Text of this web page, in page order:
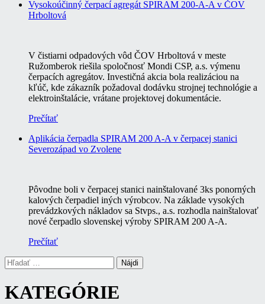
Vysokoúčinný čerpací agregát SPIRAM 200-A-A v ČOV
Hrboltová
V čistiarni odpadových vôd ČOV Hrboltová v meste
Ružomberok riešila spoločnosť Mondi CSP, a.s. výmenu
čerpacích agregátov. Investičná akcia bola realizáciou na
kľúč, kde zákazník požadoval dodávku strojnej technológie a
elektroinštalácie, vrátane projektovej dokumentácie.
Prečítať
Aplikácia čerpadla SPIRAM 200 A-A v čerpacej stanici
Severozápad vo Zvolene
Pôvodne boli v čerpacej stanici nainštalované 3ks ponorných
kalových čerpadiel iných výrobcov. Na základe vysokých
prevádzkových nákladov sa Stvps., a.s. rozhodla nainštalovať
nové čerpadlo slovenskej výroby SPIRAM 200 A-A.
Prečítať
Hľadať:
KATEGÓRIE